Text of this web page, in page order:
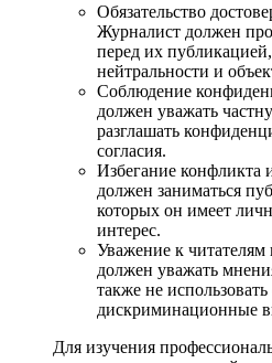
Обязательство
Журналист должен
перед их
нейтральности и
Соблюдение
должен уважать
разглашать
согласия.
Избегание конфликта
должен заниматься
которых он имеет
интерес.
Уважение к
должен уважать
также не
дискриминационные
Для изучения